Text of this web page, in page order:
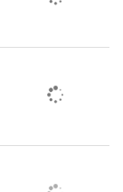
路之一,随
行的市民
威常年穿
时也见证
队组织活
在骑行在